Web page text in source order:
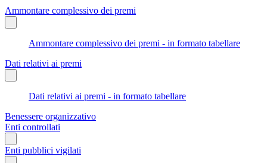
Ammontare complessivo dei premi
Ammontare complessivo dei premi - in formato tabellare
Dati relativi ai premi
Dati relativi ai premi - in formato tabellare
Benessere organizzativo
Enti controllati
Enti pubblici vigilati